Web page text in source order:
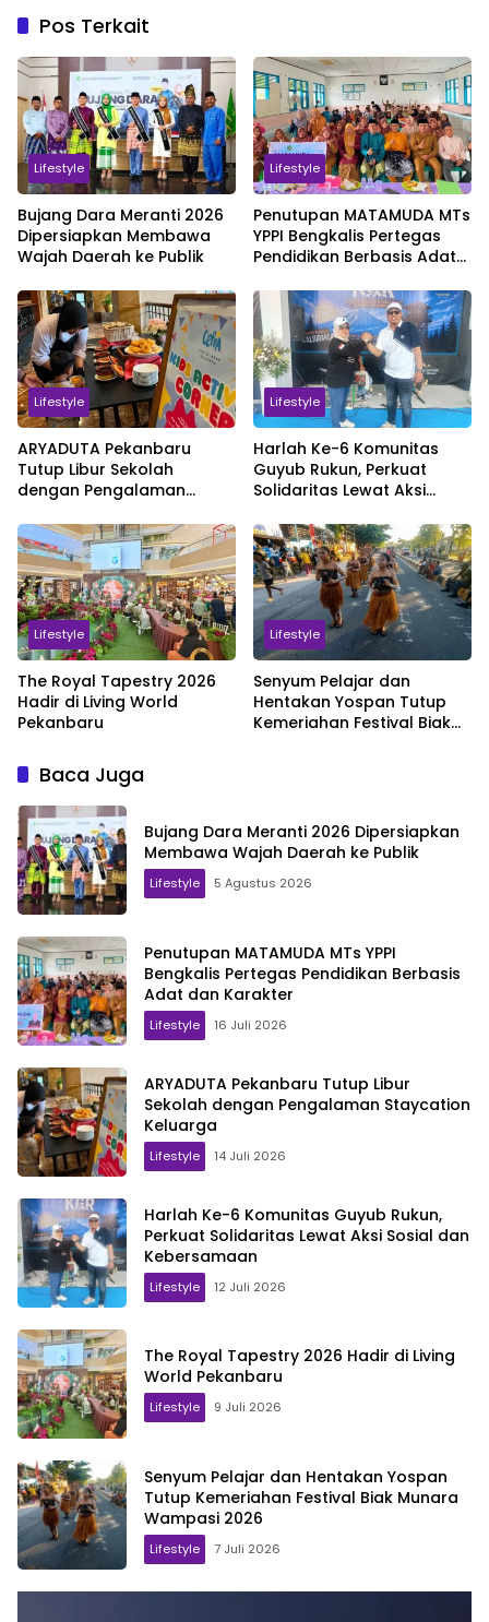
Pos Terkait
Lifestyle
Bujang Dara Meranti 2026
Dipersiapkan Membawa
Wajah Daerah ke Publik
Lifestyle
Penutupan MATAMUDA MTs
YPPI Bengkalis Pertegas
Pendidikan Berbasis Adat
Lifestyle
ARYADUTA Pekanbaru
Tutup Libur Sekolah
dengan Pengalaman
Lifestyle
Harlah Ke-6 Komunitas
Guyub Rukun, Perkuat
Solidaritas Lewat Aksi
Lifestyle
The Royal Tapestry 2026
Hadir di Living World
Pekanbaru
Lifestyle
Senyum Pelajar dan
Hentakan Yospan Tutup
Kemeriahan Festival Biak
Baca Juga
Bujang Dara Meranti 2026 Dipersiapkan
Membawa Wajah Daerah ke Publik
Lifestyle 5 Agustus 2026
Penutupan MATAMUDA MTs YPPI
Bengkalis Pertegas Pendidikan Berbasis
Adat dan Karakter
Lifestyle 16 Juli 2026
ARYADUTA Pekanbaru Tutup Libur
Sekolah dengan Pengalaman Staycation
Keluarga
Lifestyle 14 Juli 2026
Harlah Ke-6 Komunitas Guyub Rukun,
Perkuat Solidaritas Lewat Aksi Sosial dan
Kebersamaan
Lifestyle 12 Juli 2026
The Royal Tapestry 2026 Hadir di Living
World Pekanbaru
Lifestyle 9 Juli 2026
Senyum Pelajar dan Hentakan Yospan
Tutup Kemeriahan Festival Biak Munara
Wampasi 2026
Lifestyle 7 Juli 2026